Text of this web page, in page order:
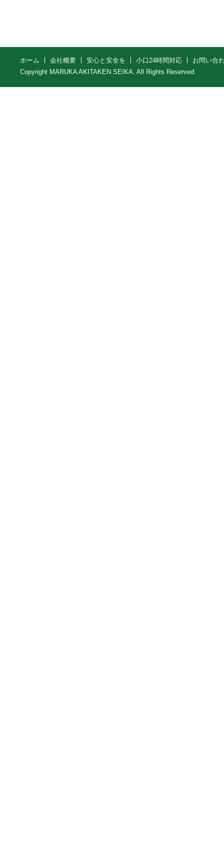
ホーム 会社概要 安心と安全を 小口24時間対応
お問い合
Copyright MARUKA AKITAKEN SEIKA. All Rights Reserved.